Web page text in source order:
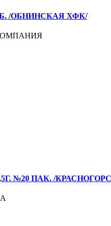
/ОБНИНСКАЯ ХФК/
№20 ПАК. /